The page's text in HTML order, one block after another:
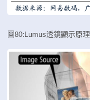
圖80:Lumus透鏡顯示原理